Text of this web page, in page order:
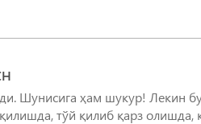
Шунисига ҳам шукур! Лекин
тўй қилиб қарз олишда,